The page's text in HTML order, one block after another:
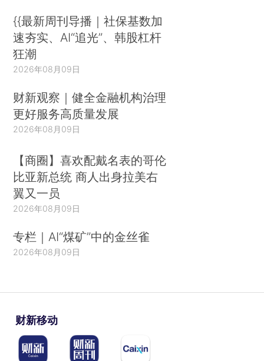
{{最新周刊导播｜社保基数加
速夯实、AI“追光”、韩股杠杆
狂潮
2026年08月09日
财新观察｜健全金融机构治理
更好服务高质量发展
2026年08月09日
【商圈】喜欢配戴名表的哥伦
比亚新总统 商人出身拉美右
翼又一员
2026年08月09日
专栏｜AI“煤矿”中的金丝雀
2026年08月09日
财新移动